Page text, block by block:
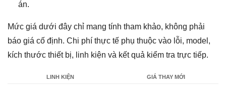
án.
Mức giá dưới đây chỉ mang tính tham khảo, không phải
báo giá cố định. Chi phí thực tế phụ thuộc vào lỗi, model,
kích thước thiết bị, linh kiện và kết quả kiểm tra trực tiếp.
LINH KIỆN GIÁ THAY MỚI